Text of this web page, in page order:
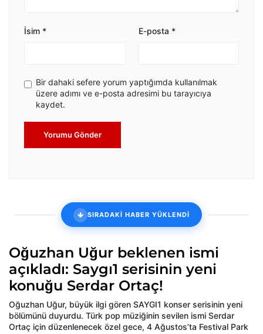
İsim * E-posta *
Bir dahaki sefere yorum yaptığımda kullanılmak
üzere adımı ve e-posta adresimi bu tarayıcıya
kaydet.
Yorumu Gönder
SIRADAKİ HABER YÜKLENDİ
Oğuzhan Uğur beklenen ismi
açıkladı: Saygı1 serisinin yeni
konuğu Serdar Ortaç!
Oğuzhan Uğur, büyük ilgi gören SAYGI1 konser serisinin yeni
bölümünü duyurdu. Türk pop müziğinin sevilen ismi Serdar
Ortaç için düzenlenecek özel gece, 4 Ağustos’ta Festival Park